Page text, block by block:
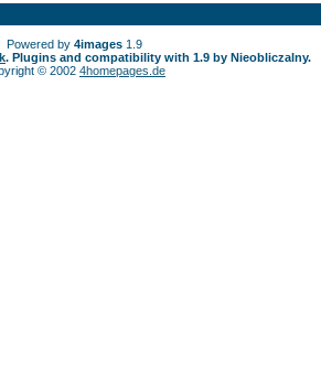
Powered by 4images1.9
. Plugins and compatibility with 1.9 by Nieobliczalny.
© 2002 4homepages.de